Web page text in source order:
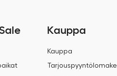
Kauppa
Kauppa
Tarjouspyyntölomake